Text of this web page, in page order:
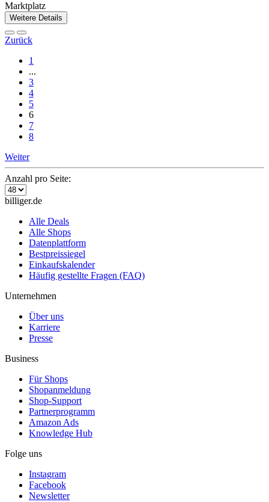
Marktplatz
Weitere Details
Zurück
1
...
3
4
5
6
7
8
Weiter
Anzahl pro Seite:
billiger.de
Alle Deals
Alle Shops
Datenplattform
Bestpreissiegel
Einkaufskalender
Häufig gestellte Fragen (FAQ)
Unternehmen
Über uns
Karriere
Presse
Business
Für Shops
Shopanmeldung
Shop-Support
Partnerprogramm
Amazon Ads
Knowledge Hub
Folge uns
Instagram
Facebook
Newsletter